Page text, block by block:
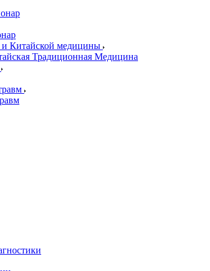
и Китайской медицины
Традиционная Медицина